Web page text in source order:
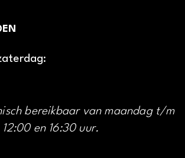
bereikbaar van maandag t/m
en 16:30 uur.